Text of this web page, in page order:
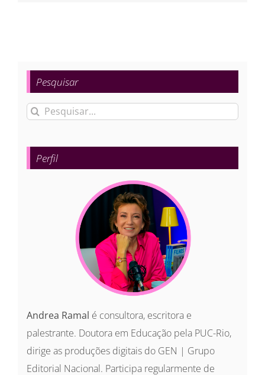
Pesquisar
Buscar
para:
Perfil
Andrea Ramal é consultora, escritora e
palestrante. Doutora em Educação pela PUC-Rio,
dirige as produções digitais do GEN | Grupo
Editorial Nacional. Participa regularmente de